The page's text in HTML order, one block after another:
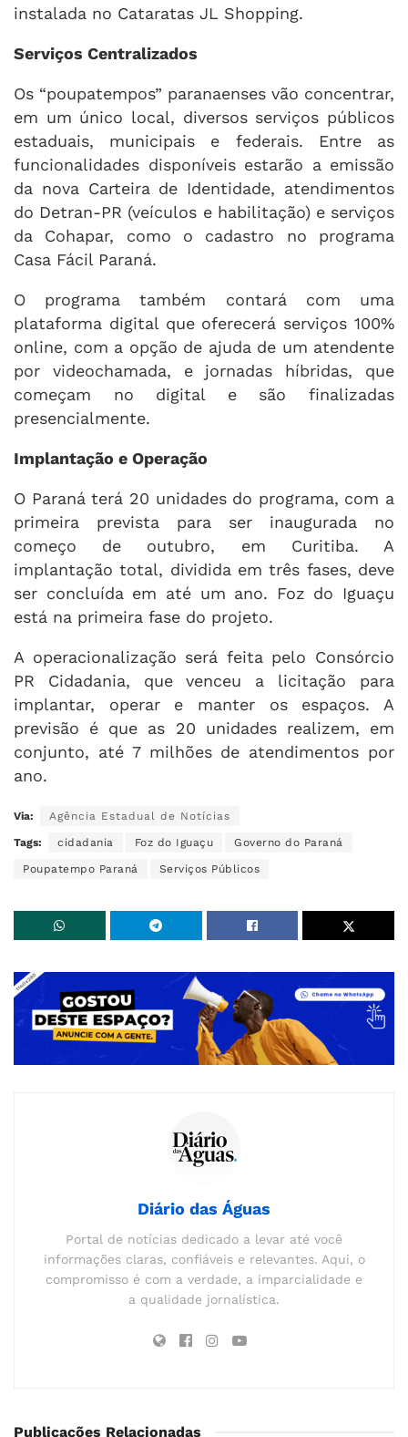
instalada no Cataratas JL Shopping.
Serviços Centralizados
Os “poupatempos” paranaenses vão concentrar,
em um único local, diversos serviços públicos
estaduais, municipais e federais. Entre as
funcionalidades disponíveis estarão a emissão
da nova Carteira de Identidade, atendimentos
do Detran-PR (veículos e habilitação) e serviços
da Cohapar, como o cadastro no programa
Casa Fácil Paraná.
O programa também contará com uma
plataforma digital que oferecerá serviços 100%
online, com a opção de ajuda de um atendente
por videochamada, e jornadas híbridas, que
começam no digital e são finalizadas
presencialmente.
Implantação e Operação
O Paraná terá 20 unidades do programa, com a
primeira prevista para ser inaugurada no
começo de outubro, em Curitiba. A
implantação total, dividida em três fases, deve
ser concluída em até um ano. Foz do Iguaçu
está na primeira fase do projeto.
A operacionalização será feita pelo Consórcio
PR Cidadania, que venceu a licitação para
implantar, operar e manter os espaços. A
previsão é que as 20 unidades realizem, em
conjunto, até 7 milhões de atendimentos por
ano.
Via: Agência Estadual de Notícias
Tags: cidadania Foz do Iguaçu Governo do Paraná
Poupatempo Paraná Serviços Públicos
Diário das Águas
Portal de notícias dedicado a levar até você
informações claras, confiáveis e relevantes. Aqui, o
compromisso é com a verdade, a imparcialidade e
a qualidade jornalística.
Publicações Relacionadas